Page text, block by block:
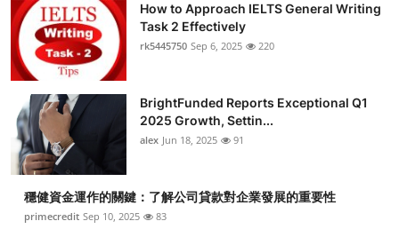
How to Approach IELTS General Writing
Task 2 Effectively
rk5445750 Sep 6, 2025 220
BrightFunded Reports Exceptional Q1
2025 Growth, Settin...
alex Jun 18, 2025 91
穩健資金運作的關鍵：了解公司貸款對企業發展的重要性
primecredit Sep 10, 2025 83